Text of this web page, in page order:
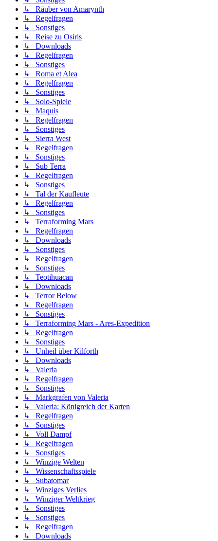
↳ Räuber von Amarynth
↳ Regelfragen
↳ Sonstiges
↳ Reise zu Osiris
↳ Downloads
↳ Regelfragen
↳ Sonstiges
↳ Roma et Alea
↳ Regelfragen
↳ Sonstiges
↳ Solo-Spiele
↳ Maquis
↳ Regelfragen
↳ Sonstiges
↳ Sierra West
↳ Regelfragen
↳ Sonstiges
↳ Sub Terra
↳ Regelfragen
↳ Sonstiges
↳ Tal der Kaufleute
↳ Regelfragen
↳ Sonstiges
↳ Terraforming Mars
↳ Regelfragen
↳ Downloads
↳ Sonstiges
↳ Regelfragen
↳ Sonstiges
↳ Teotihuacan
↳ Downloads
↳ Terror Below
↳ Regelfragen
↳ Sonstiges
↳ Terraforming Mars - Ares-Expedition
↳ Regelfragen
↳ Sonstiges
↳ Unheil über Kilforth
↳ Downloads
↳ Valeria
↳ Regelfragen
↳ Sonstiges
↳ Markgrafen von Valeria
↳ Valeria: Königreich der Karten
↳ Regelfragen
↳ Sonstiges
↳ Voll Dampf
↳ Regelfragen
↳ Sonstiges
↳ Winzige Welten
↳ Wissenschaftsspiele
↳ Subatomar
↳ Winziges Verlies
↳ Winziger Weltkrieg
↳ Sonstiges
↳ Sonstiges
↳ Regelfragen
↳ Downloads